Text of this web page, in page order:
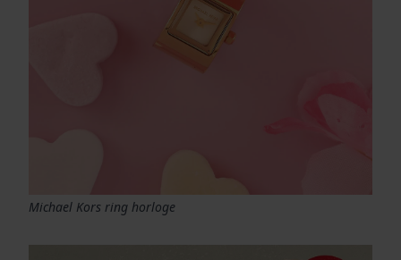
Michael Kors ring horloge